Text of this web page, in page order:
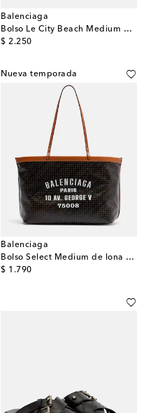
Balenciaga
Bolso Le City Beach Medium de lona
$ 2.250
original price
Nueva temporada
Balenciaga
Bolso Select Medium de lona con piel
$ 1.790
original price